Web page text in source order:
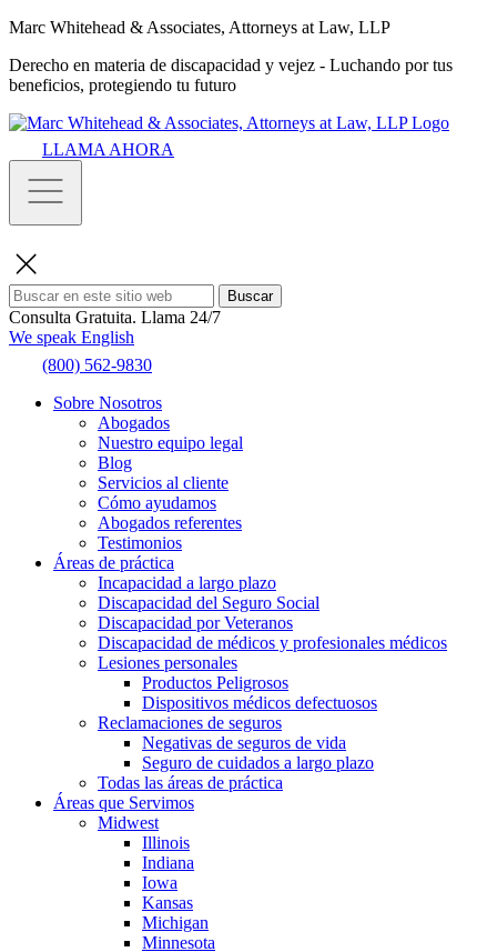
Marc Whitehead & Associates, Attorneys at Law, LLP
Derecho en materia de discapacidad y vejez - Luchando por tus
beneficios, protegiendo tu futuro
LLAMA AHORA
Buscar
Consulta Gratuita. Llama 24/7
We speak English
(800) 562-9830
Sobre Nosotros
Abogados
Nuestro equipo legal
Blog
Servicios al cliente
Cómo ayudamos
Abogados referentes
Testimonios
Áreas de práctica
Incapacidad a largo plazo
Discapacidad del Seguro Social
Discapacidad por Veteranos
Discapacidad de médicos y profesionales médicos
Lesiones personales
Productos Peligrosos
Dispositivos médicos defectuosos
Reclamaciones de seguros
Negativas de seguros de vida
Seguro de cuidados a largo plazo
Todas las áreas de práctica
Áreas que Servimos
Midwest
Illinois
Indiana
Iowa
Kansas
Michigan
Minnesota